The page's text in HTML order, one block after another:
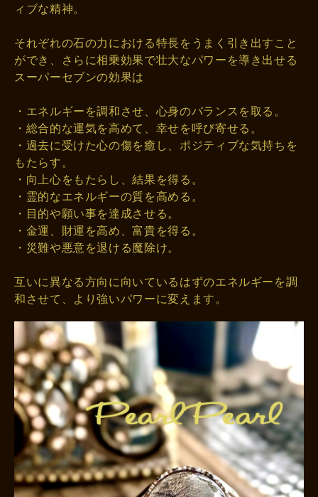
ィブな精神。
それぞれの石の力における特長をうまく引き出すこと
ができ、さらに相乗効果で壮大なパワーを導き出せる
スーパーセブンの効果は
・エネルギーを調和させ、心身のバランスを取る。
・総合的な運気を高めて、幸せを呼び寄せる。
・過去に受けた心の傷を癒し、ポジティブな気持ちを
もたらす。
・向上心をもたらし、結果を得る。
・霊的なエネルギーの質を高める。
・目的や願い事を達成させる。
・金運、財運を高め、富貴を得る。
・災難や悪意を退ける魔除け。
互いに異なる方向に向いているはずのエネルギーを調
和させて、より強いパワーに変えます。